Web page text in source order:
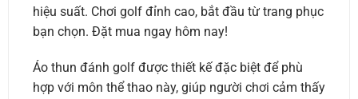
hiệu suất. Chơi golf đỉnh cao, bắt đầu từ trang phục
bạn chọn. Đặt mua ngay hôm nay!
Áo thun đánh golf được thiết kế đặc biệt để phù
hợp với môn thể thao này, giúp người chơi cảm thấy